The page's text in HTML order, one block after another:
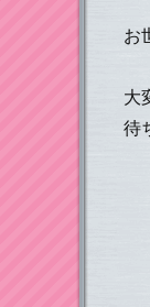
お
大
待